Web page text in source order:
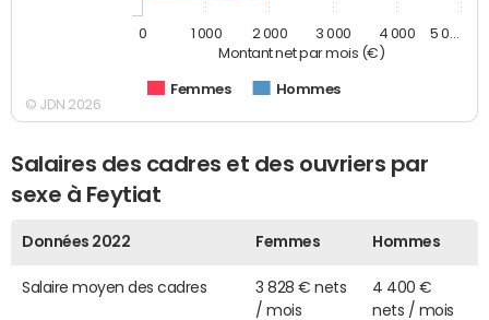
Montant net par mois (€)
Femmes Hommes
0 1 000 2 000 3 000 4 000 5 0…
© JDN 2026
Salaires des cadres et des ouvriers par
sexe à Feytiat
Données 2022 Femmes Hommes
Salaire moyen des cadres
3 828 € nets
/ mois
4 400 €
nets / mois